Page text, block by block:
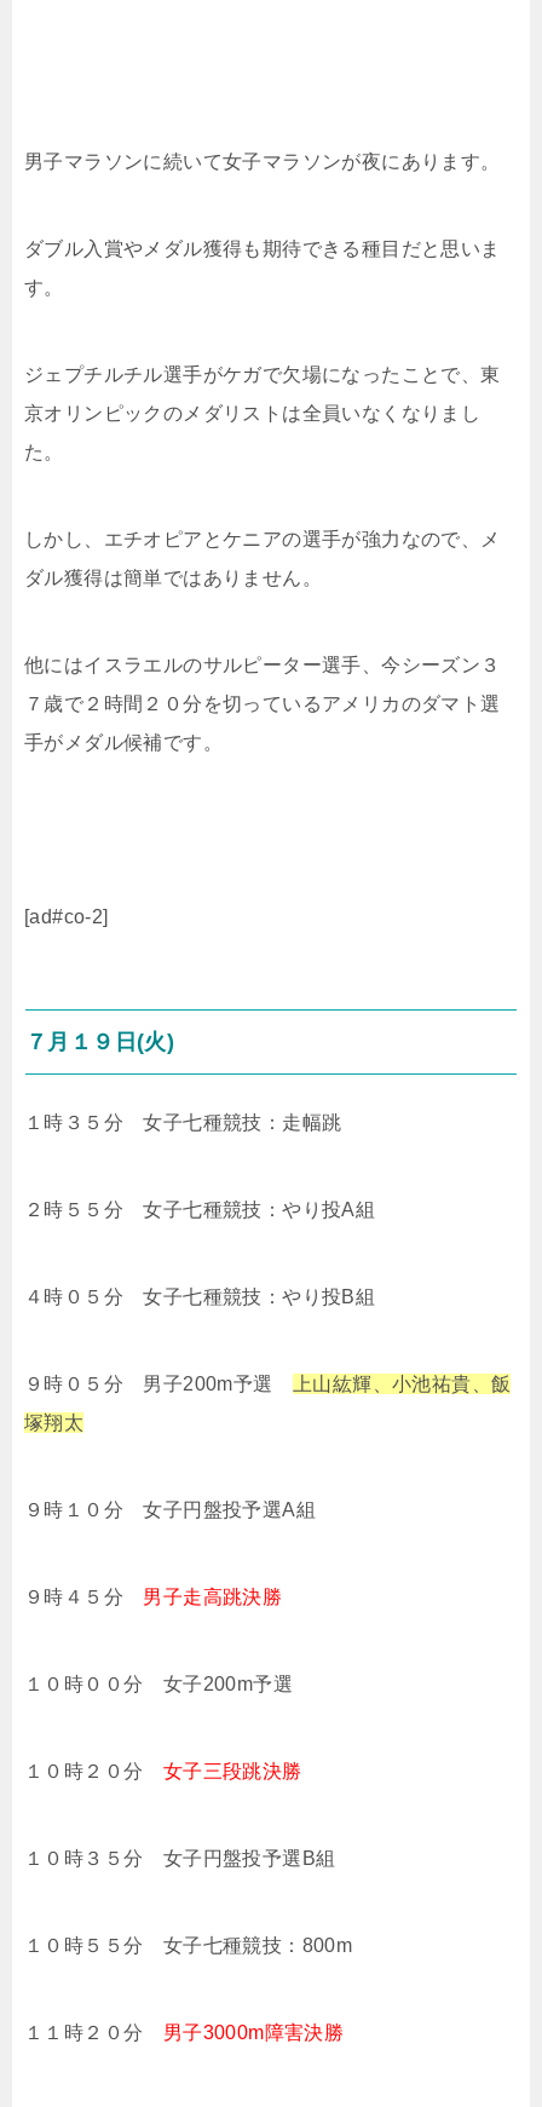
男子マラソンに続いて女子マラソンが夜にあります。
ダブル入賞やメダル獲得も期待できる種目だと思いま
す。
ジェプチルチル選手がケガで欠場になったことで、東
京オリンピックのメダリストは全員いなくなりまし
た。
しかし、エチオピアとケニアの選手が強力なので、メ
ダル獲得は簡単ではありません。
他にはイスラエルのサルピーター選手、今シーズン３
７歳で２時間２０分を切っているアメリカのダマト選
手がメダル候補です。
[ad#co-2]
７月１９日(火)
１時３５分 女子七種競技：走幅跳
２時５５分 女子七種競技：やり投A組
４時０５分 女子七種競技：やり投B組
９時０５分 男子200m予選
上山紘輝、小池祐貴、飯
塚翔太
９時１０分 女子円盤投予選A組
９時４５分 男子走高跳決勝
１０時００分 女子200m予選
１０時２０分 女子三段跳決勝
１０時３５分 女子円盤投予選B組
１０時５５分 女子七種競技：800m
１１時２０分 男子3000m障害決勝